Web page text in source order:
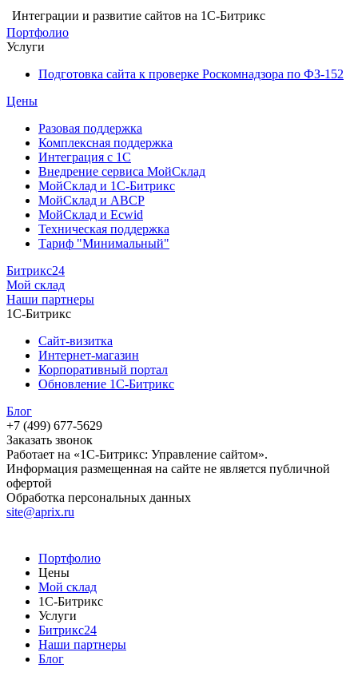
Интеграции и развитие сайтов на 1С-Битрикс
Портфолио
Услуги
Подготовка сайта к проверке Роскомнадзора по ФЗ-152
Цены
Разовая поддержка
Комплексная поддержка
Интеграция с 1С
Внедрение сервиса МойСклад
МойСклад и 1С-Битрикс
МойСклад и ABCP
МойСклад и Ecwid
Техническая поддержка
Тариф "Минимальный"
Битрикс24
Мой склад
Наши партнеры
1С-Битрикс
Сайт-визитка
Интернет-магазин
Корпоративный портал
Обновление 1С-Битрикс
Блог
+7 (499) 677-5629
Заказать звонок
Работает на «1С-Битрикс: Управление сайтом».
Информация размещенная на сайте не является публичной
офертой
Обработка персональных данных
site@aprix.ru
Портфолио
Цены
Мой склад
1С-Битрикс
Услуги
Битрикс24
Наши партнеры
Блог